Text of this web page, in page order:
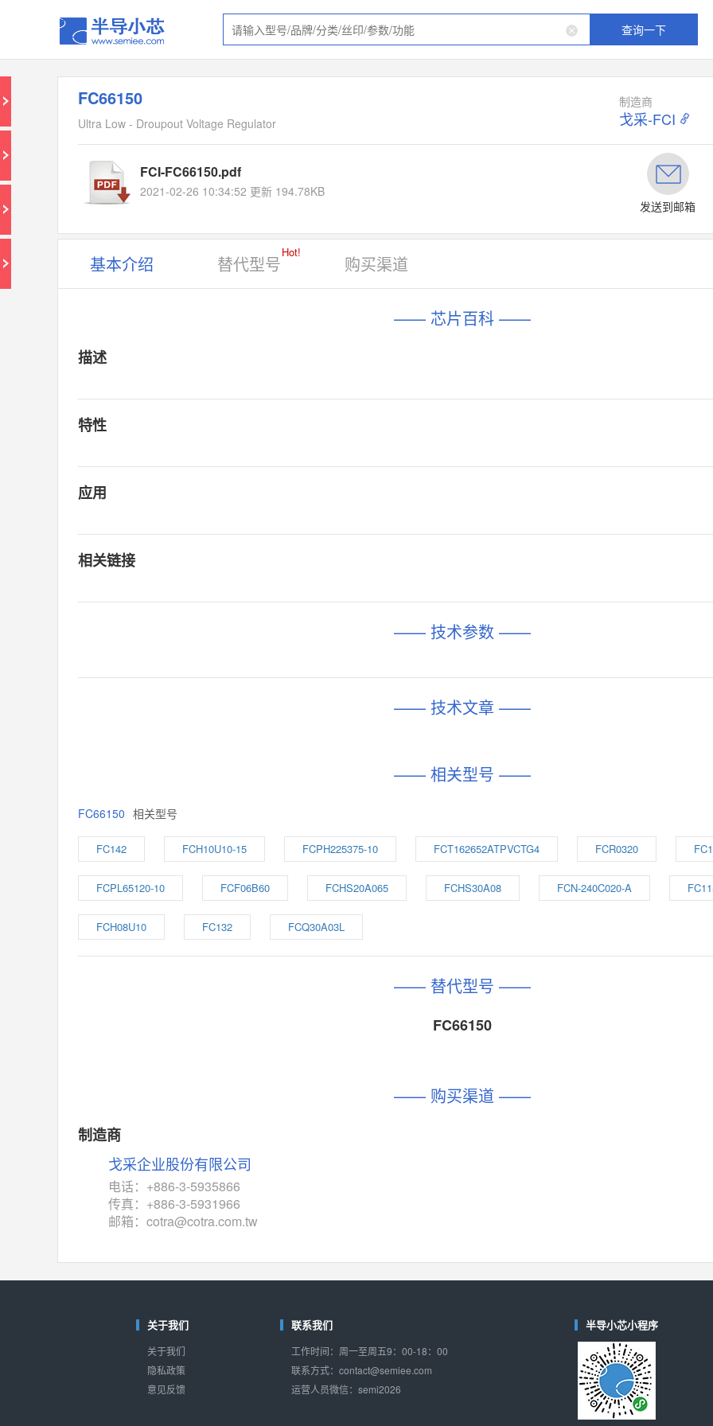
查询一下
FC66150
Ultra Low - Droupout Voltage Regulator
制造商
戈采-FCI
FCI-FC66150.pdf
2021-02-26 10:34:52 更新 194.78KB
发送到邮箱
基本介绍 替代型号
Hot!
购买渠道
—— 芯片百科 ——
描述
特性
应用
相关链接
—— 技术参数 ——
—— 技术文章 ——
—— 相关型号 ——
FC66150 相关型号
FC142 FCH10U10-15 FCPH225375-10 FCT162652ATPVCTG4 FCR0320
FCPL65120-10 FCF06B60 FCHS20A065 FCHS30A08 FCN-240C020-A
FCH08U10 FC132 FCQ30A03L
—— 替代型号 ——
FC66150
—— 购买渠道 ——
制造商
戈采企业股份有限公司
电话：+886-3-5935866
传真：+886-3-5931966
邮箱：cotra@cotra.com.tw
关于我们
关于我们
隐私政策
意见反馈
联系我们
工作时间：周一至周五9：00-18：00
联系方式：contact@semiee.com
运营人员微信：semi2026
半导小芯小程序